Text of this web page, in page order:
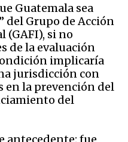
Guatemala sea
del Grupo de Acción
(GAFI), si no
de la evaluación
implicaría
jurisdicción con
en la prevención del
del
antecedente: fue